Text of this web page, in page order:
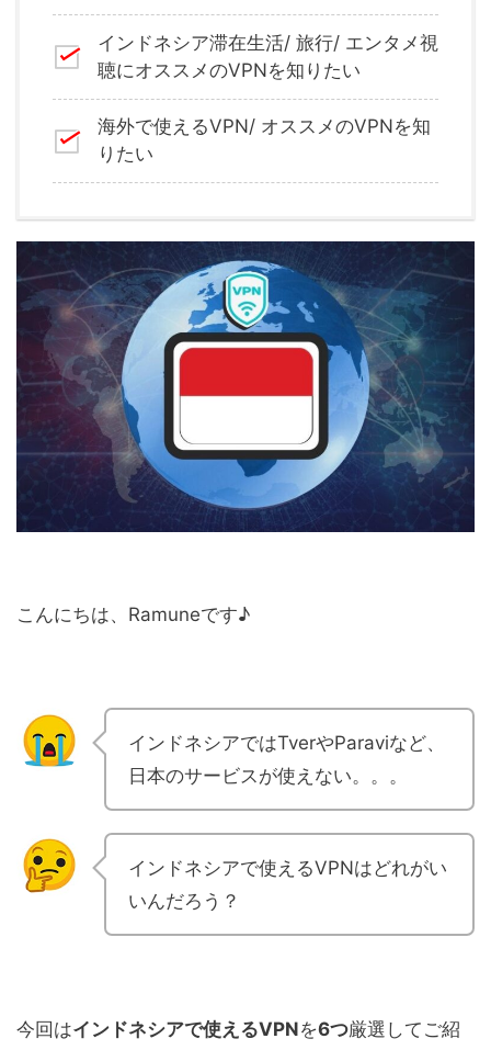
インドネシア滞在生活/ 旅行/ エンタメ視
聴にオススメのVPNを知りたい
海外で使えるVPN/ オススメのVPNを知
りたい
こんにちは、Ramuneです♪
インドネシアではTverやParaviなど、
日本のサービスが使えない。。。
インドネシアで使えるVPNはどれがい
いんだろう？
今回はインドネシアで使えるVPNを6つ厳選してご紹